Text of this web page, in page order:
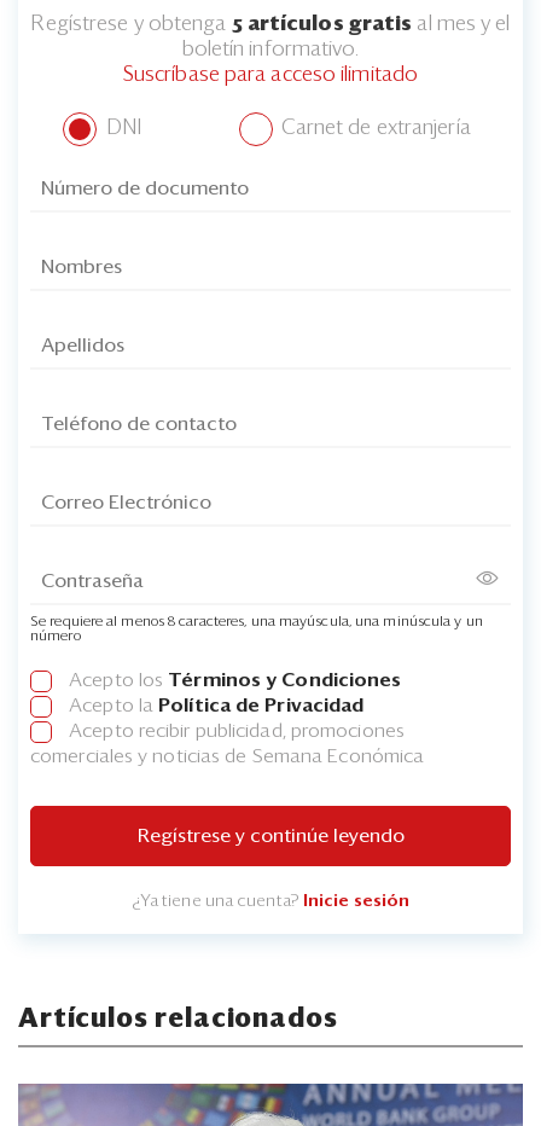
Regístrese y obtenga 5 artículos gratis al mes y el
boletín informativo.
Suscríbase para acceso ilimitado
DNI Carnet de extranjería
Se requiere al menos 8 caracteres, una mayúscula, una minúscula y un
número
Acepto los Términos y Condiciones
Acepto la Política de Privacidad
Acepto recibir publicidad, promociones
comerciales y noticias de Semana Económica
Regístrese y continúe leyendo
¿Ya tiene una cuenta? Inicie sesión
Artículos relacionados